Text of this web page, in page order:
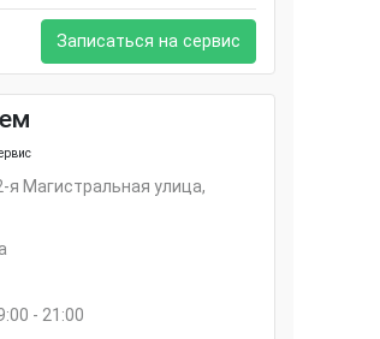
Записаться на сервис
я Магистральная улица,
- 21:00